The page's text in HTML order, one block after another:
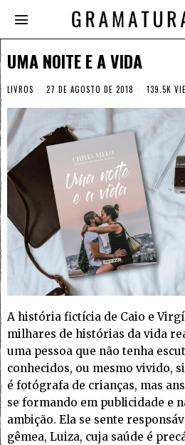
UMA NOITE E A VIDA
LIVROS 27 DE AGOSTO DE 2018 139.5K
A história fictícia de Caio e
milhares de histórias da vida
uma pessoa que não tenha
conhecidos, ou mesmo vivido,
é fotógrafa de crianças, mas
se formando em publicidade e
ambição. Ela se sente
gêmea, Luiza, cuja saúde é